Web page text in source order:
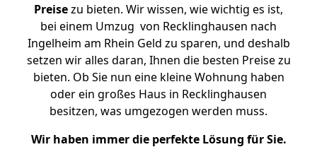
Preisezu bieten. Wir wissen, wie wichtig es ist,
bei einem Umzug von Recklinghausen nach
Ingelheim am Rhein Geld zu sparen, und deshalb
setzen wir alles daran, Ihnen die besten Preise zu
bieten. Ob Sie nun eine kleine Wohnung haben
oder ein großes Haus in Recklinghausen
besitzen, was umgezogen werden muss.
Wir haben immer die perfekte Lösung für Sie.